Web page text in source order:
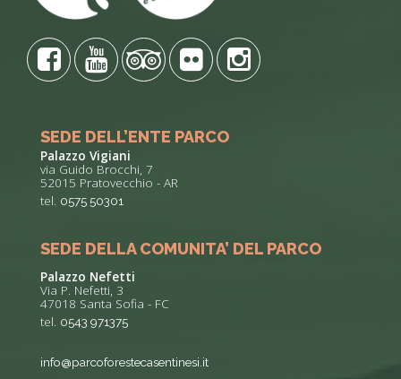
SEDE DELL’ENTE PARCO
Palazzo Vigiani
via Guido Brocchi, 7
52015 Pratovecchio - AR
tel. 0575 50301
SEDE DELLA COMUNITA’ DEL PARCO
Palazzo Nefetti
Via P. Nefetti, 3
47018 Santa Sofia - FC
tel. 0543 971375
info@parcoforestecasentinesi.it